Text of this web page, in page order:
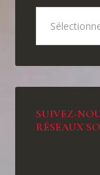
SUIVEZ-
RÉSEAUX